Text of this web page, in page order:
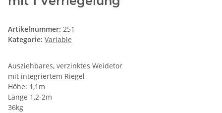
Artikelnummer: 251
Kategorie: Variable
Ausziehbares, verzinktes Weidetor
mit integriertem Riegel
Höhe: 1,1m
Länge 1,2-2m
36kg